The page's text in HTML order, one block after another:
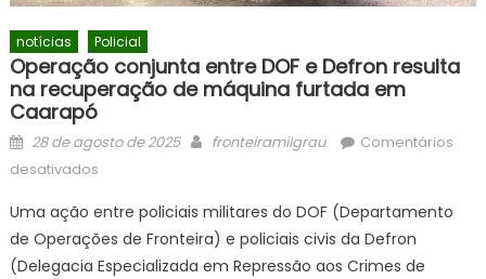
notícias Policial
Operação conjunta entre DOF e Defron resulta
na recuperação de máquina furtada em
Caarapó
Posted
on
28 de agosto de 2025 Author
fronteiramilgrau
Comentários
desativadosem
conjunta
entre
DOF
Uma ação entre policiais militares do DOF (Departamento
de Operações de Fronteira) e policiais civis da Defron
(Delegacia Especializada em Repressão aos Crimes de